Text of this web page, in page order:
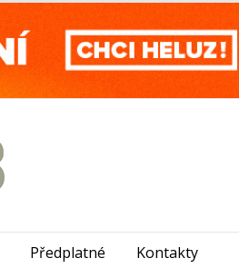
Předplatné Kontakty